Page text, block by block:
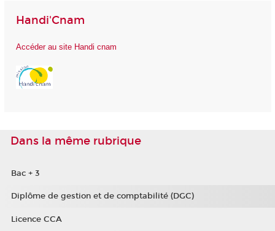
Handi'Cnam
Accéder au site Handi cnam
Dans la même rubrique
Bac + 3
Diplôme de gestion et de comptabilité (DGC)
Licence CCA